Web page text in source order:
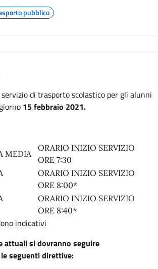
pubblico
di trasporto scolastico per gli alunni
15 febbraio 2021.
MEDIA
ORARIO INIZIO SERVIZIO
ORE 7:30
ORARIO INIZIO SERVIZIO
ORE 8:00*
ORARIO INIZIO SERVIZIO
ORE 8:40*
indicativi
attuali si dovranno seguire
seguenti direttive: